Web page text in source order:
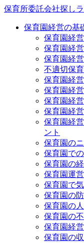
保育所委託会社探し
保育園経営の基
保育園経
保育園経
保育園経
不適切保
保育園経
保育園経
保育園経
保育園経
保育園経
ント
保育園の
保育園で
保育園の
保育園運
保育園で
保育園の
保育園の
保育園の
保育園経
保育園の